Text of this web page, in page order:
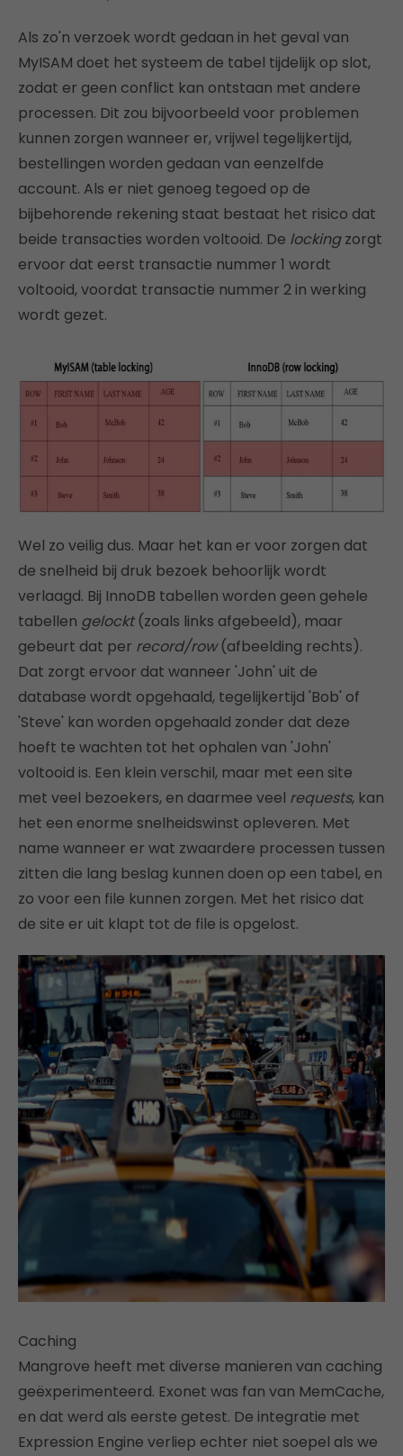
Als zo'n verzoek wordt gedaan in het geval van
MyISAM doet het systeem de tabel tijdelijk op slot,
zodat er geen conflict kan ontstaan met andere
processen. Dit zou bijvoorbeeld voor problemen
kunnen zorgen wanneer er, vrijwel tegelijkertijd,
bestellingen worden gedaan van eenzelfde
account. Als er niet genoeg tegoed op de
bijbehorende rekening staat bestaat het risico dat
beide transacties worden voltooid. De lockingzorgt
ervoor dat eerst transactie nummer 1 wordt
voltooid, voordat transactie nummer 2 in werking
wordt gezet.
Wel zo veilig dus. Maar het kan er voor zorgen dat
de snelheid bij druk bezoek behoorlijk wordt
verlaagd. Bij InnoDB tabellen worden geen gehele
tabellen gelockt (zoals links afgebeeld), maar
gebeurt dat per record/row(afbeelding rechts).
Dat zorgt ervoor dat wanneer 'John' uit de
database wordt opgehaald, tegelijkertijd 'Bob' of
'Steve' kan worden opgehaald zonder dat deze
hoeft te wachten tot het ophalen van 'John'
voltooid is. Een klein verschil, maar met een site
met veel bezoekers, en daarmee veel requests, kan
het een enorme snelheidswinst opleveren. Met
name wanneer er wat zwaardere processen tussen
zitten die lang beslag kunnen doen op een tabel, en
zo voor een file kunnen zorgen. Met het risico dat
de site er uit klapt tot de file is opgelost.
Caching
Mangrove heeft met diverse manieren van caching
geëxperimenteerd. Exonet was fan van MemCache,
en dat werd als eerste getest. De integratie met
Expression Engine verliep echter niet soepel als we